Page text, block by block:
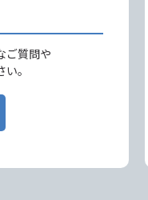
ご質問や
。